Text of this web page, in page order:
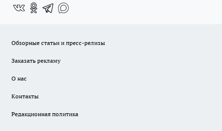
Обзорные статьи и пресс-релизы
Заказать рекламу
О нас
Контакты
Редакционная политика